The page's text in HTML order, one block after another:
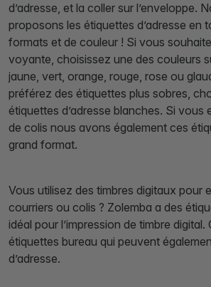
d’adresse, et la coller sur l’enveloppe.
proposons les étiquettes d’adresse en
formats et de couleur ! Si vous
voyante, choisissez une des couleurs
jaune, vert, orange, rouge, rose ou
préférez des étiquettes plus sobres,
étiquettes d’adresse blanches. Si
de colis nous avons également ces
grand format.
Vous utilisez des timbres digitaux pour
courriers ou colis ? Zolemba a des
idéal pour l’impression de timbre digital.
étiquettes bureau qui peuvent
d’adresse.